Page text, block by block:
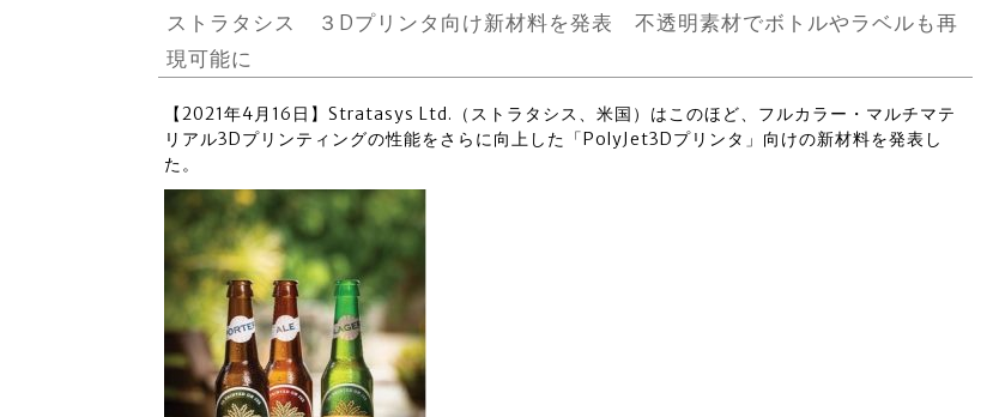
ストラタシス ３Dプリンタ向け新材料を発表 不透明素材でボトルやラベルも再
現可能に
【2021年4月16日】Stratasys Ltd.（ストラタシス、米国）はこのほど、フルカラー・マルチマテ
リアル3Dプリンティングの性能をさらに向上した「PolyJet3Dプリンタ」向けの新材料を発表し
た。